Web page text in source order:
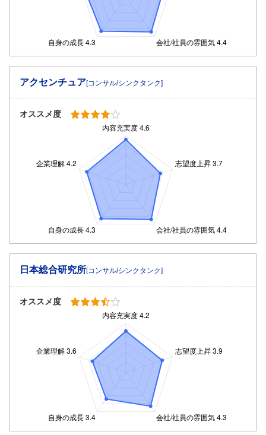
アクセンチュア[コンサル/シンクタンク]
オススメ度
日本総合研究所[コンサル/シンクタンク]
オススメ度